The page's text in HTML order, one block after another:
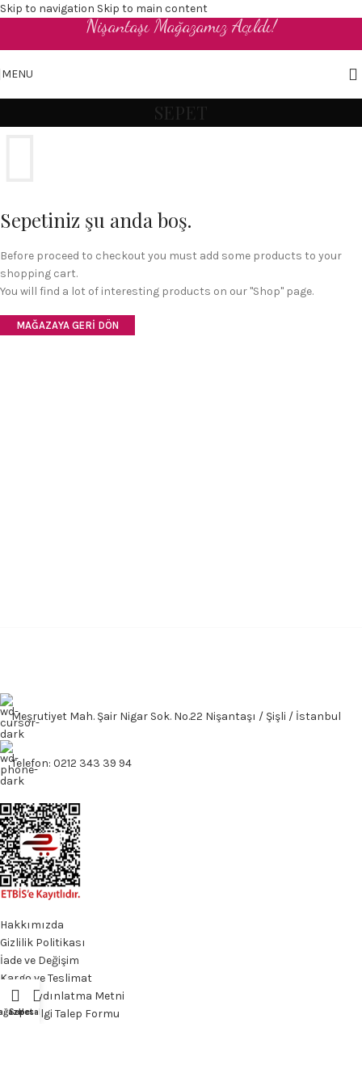
Skip to navigation Skip to main content
Nişantaşı Mağazamız Açıldı!
MENU
SEPET
Sepetiniz şu anda boş.
Before proceed to checkout you must add some products to your
shopping cart.
You will find a lot of interesting products on our "Shop" page.
MAĞAZAYA GERI DÖN
Meşrutiyet Mah. Şair Nigar Sok. No.22 Nişantaşı / Şişli / İstanbul
Telefon: 0212 343 39 94
Hakkımızda
Gizlilik Politikası
İade ve Değişim
Kargo ve Teslimat
KVKK Aydınlatma Metni
KVKK Bilgi Talep Formu
Sepet
Hesabım
TR